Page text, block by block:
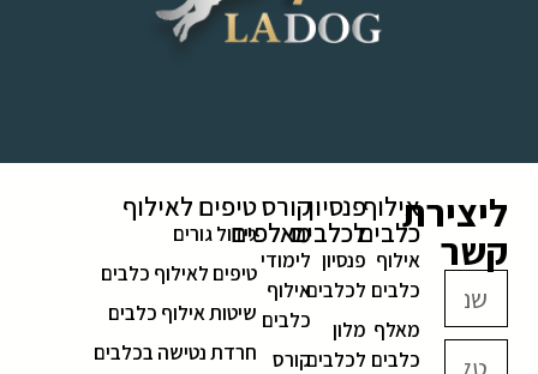
ליצירת
קשר
אילוף
כלבים
אילוף
כלבים
מאלף
כלבים
פנסיון
לכלבים
פנסיון
לכלבים
מלון
לכלבים
קורס
מאלפים
לימודי
אילוף
כלבים
קורס
טיפים לאילוף
גידול גורים
טיפים לאילוף כלבים
שיטות אילוף כלבים
חרדת נטישה בכלבים